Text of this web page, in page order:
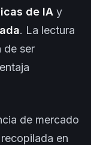
de IA y
. La lectura
ser
de mercado
en